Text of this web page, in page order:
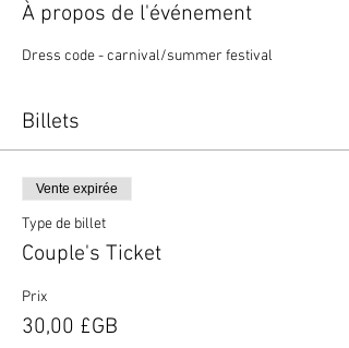
À propos de l'événement
Dress code - carnival/summer festival
Billets
Vente expirée
Type de billet
Couple's Ticket
Prix
30,00 £GB